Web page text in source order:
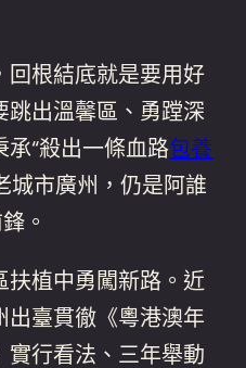
回根結底就是要用好
跳出溫馨區、勇蹚深
“殺出一條血路包養
城市廣州，仍是阿誰
。
扶植中勇闖新路。近
出臺貫徹《粵港澳年
行看法、三年舉動